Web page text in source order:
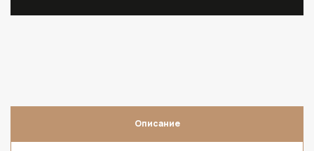
Описание